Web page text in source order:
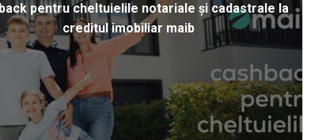
pentru cheltuielile notariale și cadastrale la
creditul imobiliar maib